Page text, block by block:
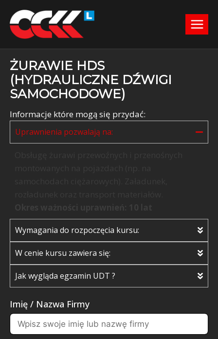
ŻURAWIE HDS
(HYDRAULICZNE DŹWIGI
SAMOCHODOWE)
Informacje które mogą się przydać:
Uprawnienia pozwalają na:
Wymagania do rozpoczęcia kursu:
W cenie kursu zawiera się:
Jak wygląda egzamin UDT ?
Imię / Nazwa Firmy